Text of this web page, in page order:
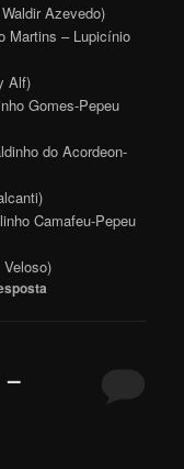
Azevedo)
Martins – Lupicínio
Alf)
Gomes-Pepeu
do Acordeon-
Camafeu-Pepeu
–